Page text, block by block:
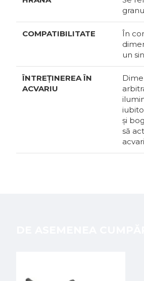
COMPATIBILITATE
În
un
ÎNTREȚINEREA ÎN
ACVARIU
și
să